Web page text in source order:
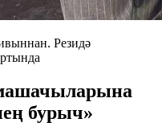
Резидә
бурыч»